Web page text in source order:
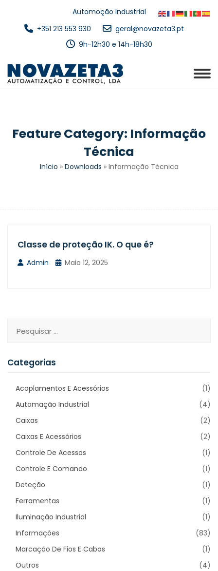
Automoção Industrial
+351 213 553 930
geral@novazeta3.pt
9h-12h30 e 14h-18h30
Feature Category: Informação
Técnica
Início » Downloads » Informação Técnica
Classe de proteção IK. O que é?
Admin Maio 12, 2025
Categorias
Acoplamentos E Acessórios
(1)
Automação Industrial
(4)
Caixas
(2)
Caixas E Acessórios
(2)
Controle De Acessos
(1)
Controle E Comando
(1)
Deteção
(1)
Ferramentas
(1)
Iluminação Industrial
(1)
Informações
(83)
Marcação De Fios E Cabos
(1)
Outros
(4)